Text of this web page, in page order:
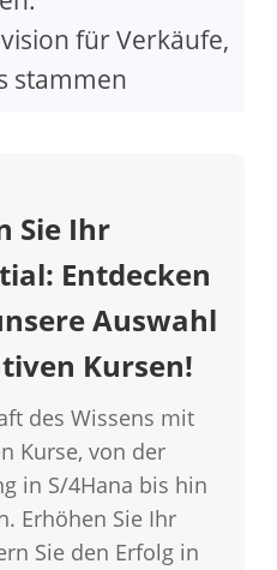
für Verkäufe,
stammen
Sie Ihr
Entdecken
Auswahl
Kursen!
des Wissens mit
Kurse, von der
in S/4Hana bis hin
Erhöhen Sie Ihr
Sie den Erfolg in